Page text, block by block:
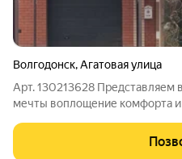
Волгодонск,Агатовая улица
Арт. 130213628 Представляем
мечты воплощение комфорта и передовых технологий! Здесь
до мельчайших нюансов, чтобы
жизнью без забот на долгие